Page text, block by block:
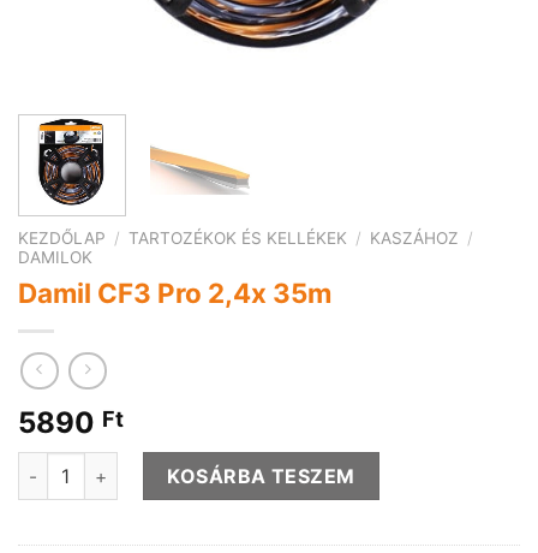
KEZDŐLAP / TARTOZÉKOK ÉS KELLÉKEK / KASZÁHOZ /
DAMILOK
Damil CF3 Pro 2,4x 35m
5890 Ft
Damil CF3 Pro 2,4x 35m mennyiség
KOSÁRBA TESZEM